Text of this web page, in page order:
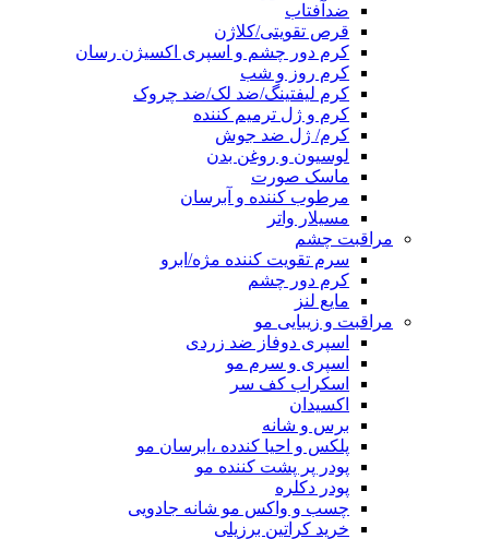
ضدآفتاب
قرص تقویتی/کلاژن
کرم دور چشم و اسپری اکسیژن رسان
کرم روز و شب
کرم لیفتینگ/ضد لک/ضد چروک
کرم و ژل ترمیم کننده
کرم/ ژل ضد جوش
لوسیون و روغن بدن
ماسک صورت
مرطوب کننده و آبرسان
مسیلار واتر
مراقبت چشم
سرم تقویت کننده مژه/ابرو
کرم دور چشم
مایع لنز
مراقبت و زیبایی مو
اسپری دوفاز ضد زردی
اسپری و سرم مو
اسکراب کف سر
اکسیدان
برس و شانه
پلکس و احیا کندده ،ابرسان مو
پودر پر پشت کننده مو
پودر دکلره
چسب و واکس مو شانه جادویی
خرید کراتین برزیلی